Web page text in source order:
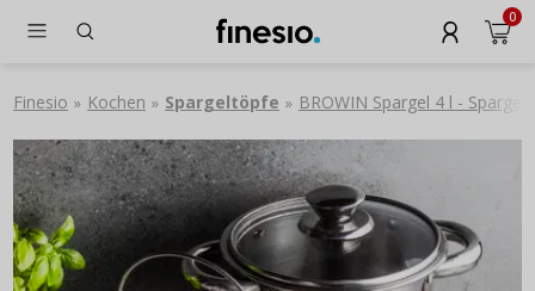
0
Finesio » Kochen » Spargeltöpfe » BROWIN Spargel 4 l -